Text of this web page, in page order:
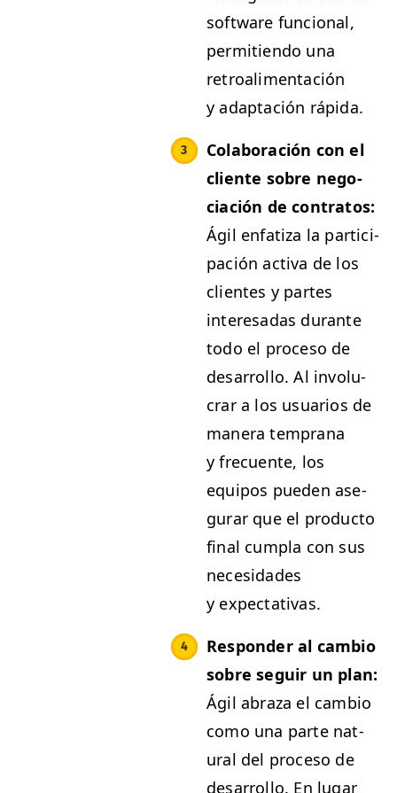
soft­ware fun­cional,
per­mi­tien­do una
retroal­i­mentación
y adaptación rápida.
Colab­o­ración con el
cliente sobre nego­
ciación de con­tratos:
Ágil enfa­ti­za la par­tic­i­
pación acti­va de los
clientes y partes
intere­sadas durante
todo el pro­ce­so de
desar­rol­lo. Al involu­
crar a los usuar­ios de
man­era tem­prana
y fre­cuente, los
equipos pueden ase­
gu­rar que el pro­duc­to
final cumpla con sus
necesi­dades
y expectativas.
Respon­der al cam­bio
sobre seguir un plan:
Ágil abraza el cam­bio
como una parte nat­
ur­al del pro­ce­so de
desar­rol­lo. En lugar